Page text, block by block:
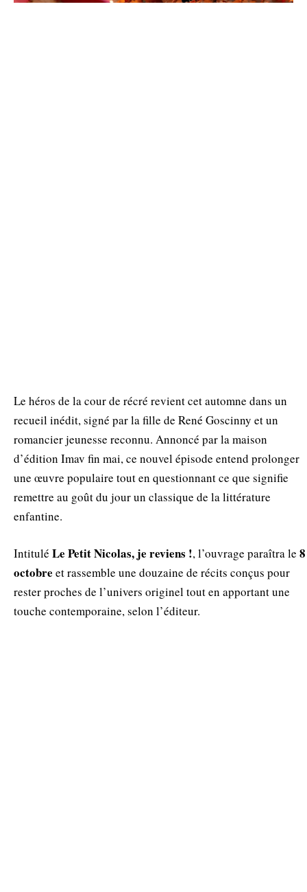
Le héros de la cour de récré revient cet automne dans un
recueil inédit, signé par la fille de René Goscinny et un
romancier jeunesse reconnu. Annoncé par la maison
d’édition Imav fin mai, ce nouvel épisode entend prolonger
une œuvre populaire tout en questionnant ce que signifie
remettre au goût du jour un classique de la littérature
enfantine.
Intitulé Le Petit Nicolas, je reviens !, l’ouvrage paraîtra le 8
octobre et rassemble une douzaine de récits conçus pour
rester proches de l’univers originel tout en apportant une
touche contemporaine, selon l’éditeur.